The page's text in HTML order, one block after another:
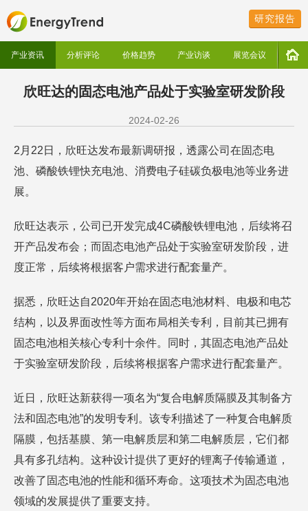
研究报告
产业资讯 分析评论 价格趋势 产业访谈 展览会议
欣旺达的固态电池产品处于实验室研发阶段
2024-02-26
2月22日，欣旺达发布最新调研报，透露公司在固态电
池、磷酸铁锂快充电池、消费电子硅碳负极电池等业务进
展。
欣旺达表示，公司已开发完成4C磷酸铁锂电池，后续将召
开产品发布会；而固态电池产品处于实验室研发阶段，进
度正常，后续将根据客户需求进行配套量产。
据悉，欣旺达自2020年开始在固态电池材料、电极和电芯
结构，以及界面改性等方面布局相关专利，目前其已拥有
固态电池相关核心专利十余件。同时，其固态电池产品处
于实验室研发阶段，后续将根据客户需求进行配套量产。
近日，欣旺达新获得一项名为“复合电解质隔膜及其制备方
法和固态电池”的发明专利。该专利描述了一种复合电解质
隔膜，包括基膜、第一电解质层和第二电解质层，它们都
具有多孔结构。这种设计提供了更好的锂离子传输通道，
改善了固态电池的性能和循环寿命。这项技术为固态电池
领域的发展提供了重要支持。